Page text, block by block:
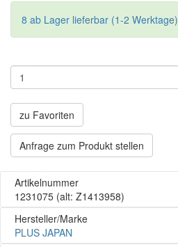
8 ab Lager lieferbar (1-2 Werktage)
zu Favoriten
Anfrage zum Produkt stellen
Artikelnummer
1231075 (alt: Z1413958)
Hersteller/Marke
PLUS JAPAN